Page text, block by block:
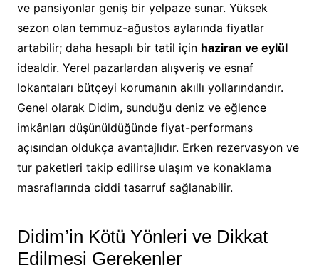
ve pansiyonlar geniş bir yelpaze sunar. Yüksek
sezon olan temmuz-ağustos aylarında fiyatlar
artabilir; daha hesaplı bir tatil için haziran ve eylül
idealdir. Yerel pazarlardan alışveriş ve esnaf
lokantaları bütçeyi korumanın akıllı yollarındandır.
Genel olarak Didim, sunduğu deniz ve eğlence
imkânları düşünüldüğünde fiyat-performans
açısından oldukça avantajlıdır. Erken rezervasyon ve
tur paketleri takip edilirse ulaşım ve konaklama
masraflarında ciddi tasarruf sağlanabilir.
Didim’in Kötü Yönleri ve Dikkat
Edilmesi Gerekenler